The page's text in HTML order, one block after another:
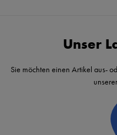
Unser
Sie möchten einen Artikel aus-